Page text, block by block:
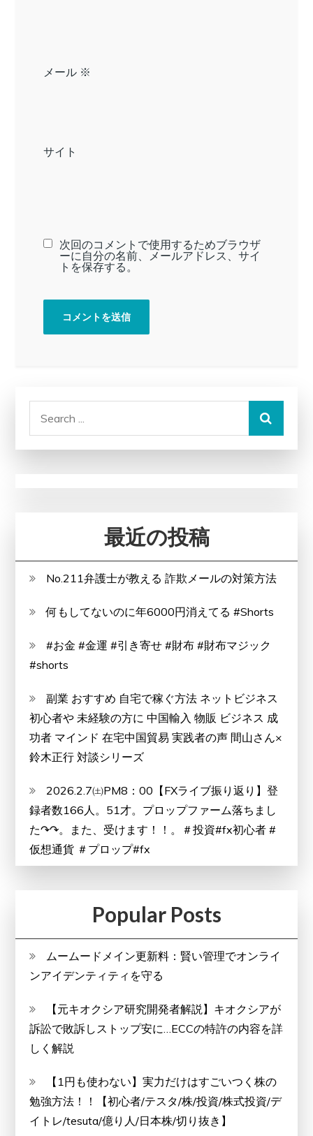
メール ※
サイト
次回のコメントで使用するためブラウザ
ーに自分の名前、メールアドレス、サイ
トを保存する。
最近の投稿
No.211弁護士が教える 詐欺メールの対策方法
何もしてないのに年6000円消えてる #Shorts
#お金 #金運 #引き寄せ #財布 #財布マジック
#shorts
副業 おすすめ 自宅で稼ぐ方法 ネットビジネス
初心者や 未経験の方に 中国輸入 物販 ビジネス 成
功者 マインド 在宅中国貿易 実践者の声 間山さん×
鈴木正行 対談シリーズ
2026.2.7㈯PM8：00【FXライブ振り返り】登
録者数166人。51才。プロップファーム落ちまし
た↷↷。また、受けます！！。＃投資#fx初心者 #
仮想通貨 ＃プロップ#fx
Popular Posts
ムームードメイン更新料：賢い管理でオンライ
ンアイデンティティを守る
【元キオクシア研究開発者解説】キオクシアが
訴訟で敗訴しストップ安に…ECCの特許の内容を詳
しく解説
【1円も使わない】実力だけはすごいつく株の
勉強方法！！【初心者/テスタ/株/投資/株式投資/デ
イトレ/tesuta/億り人/日本株/切り抜き】